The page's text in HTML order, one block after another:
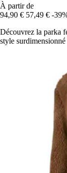
À partir de
94,90 € 57,49 € -
Découvrez la parka
style